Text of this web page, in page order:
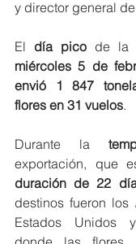
y director general
El día pico
miércoles 5 de
envió 1 847
flores en 31 vuelos.
Durante la
duración de 22
destinos fueron los
Estados Unidos